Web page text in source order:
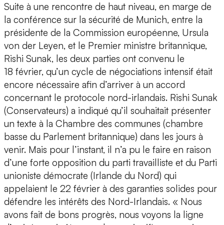
Suite à une rencontre de haut niveau, en marge de
la conférence sur la sécurité de Munich, entre la
présidente de la Commission européenne, Ursula
von der Leyen, et le Premier ministre britannique,
Rishi Sunak, les deux parties ont convenu le
18 février, qu’un cycle de négociations intensif était
encore nécessaire afin d’arriver à un accord
concernant le protocole nord-irlandais. Rishi Sunak
(Conservateurs) a indiqué qu’il souhaitait présenter
un texte à la Chambre des communes (chambre
basse du Parlement britannique) dans les jours à
venir. Mais pour l’instant, il n’a pu le faire en raison
d’une forte opposition du parti travailliste et du Parti
unioniste démocrate (Irlande du Nord) qui
appelaient le 22 février à des garanties solides pour
défendre les intérêts des Nord-Irlandais. « Nous
avons fait de bons progrès, nous voyons la ligne